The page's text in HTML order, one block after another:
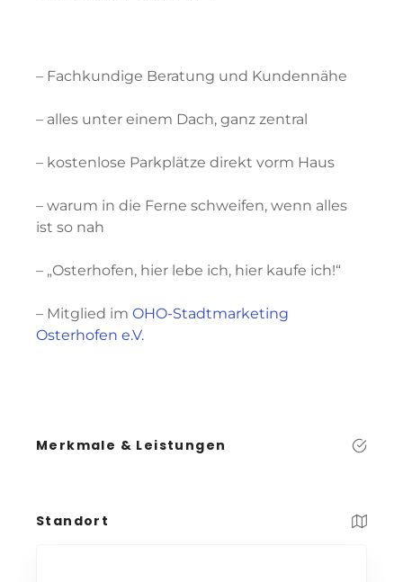
– Fachkundige Beratung und Kundennähe
– alles unter einem Dach, ganz zentral
– kostenlose Parkplätze direkt vorm Haus
– warum in die Ferne schweifen, wenn alles
ist so nah
– „Osterhofen, hier lebe ich, hier kaufe ich!“
– Mitglied im OHO-Stadtmarketing
Osterhofen e.V.
Merkmale & Leistungen
Standort